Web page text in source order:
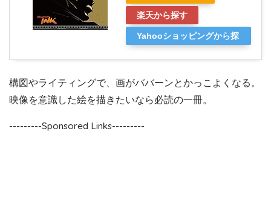
楽天から探す
Yahooショッピングから探
構図やライティングで、画がババーンとかっこよくなる。
映像を意識した絵を描きたいなら必読の一冊。
---------Sponsored Links---------